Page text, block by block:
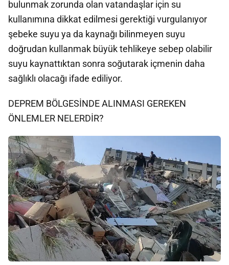
bulunmak zorunda olan vatandaşlar için su
kullanımına dikkat edilmesi gerektiği vurgulanıyor
şebeke suyu ya da kaynağı bilinmeyen suyu
doğrudan kullanmak büyük tehlikeye sebep olabilir
suyu kaynattıktan sonra soğutarak içmenin daha
sağlıklı olacağı ifade ediliyor.
DEPREM BÖLGESİNDE ALINMASI GEREKEN
ÖNLEMLER NELERDİR?